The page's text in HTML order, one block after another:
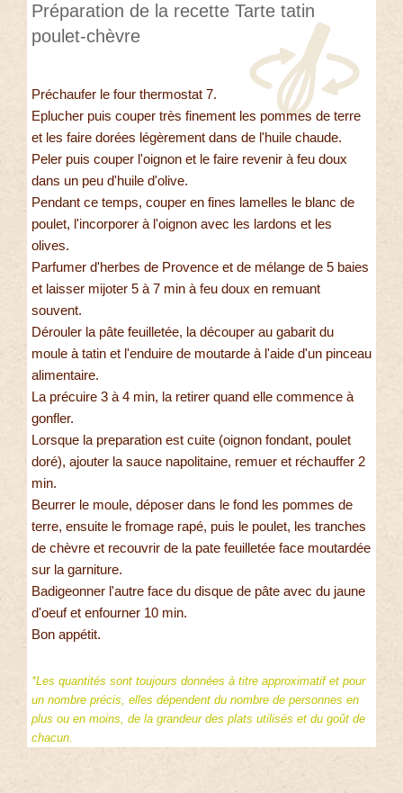
Préparation de la recette Tarte tatin
poulet-chèvre
Préchaufer le four thermostat 7.
Eplucher puis couper très finement les pommes de terre
et les faire dorées légèrement dans de l'huile chaude.
Peler puis couper l'oignon et le faire revenir à feu doux
dans un peu d'huile d'olive.
Pendant ce temps, couper en fines lamelles le blanc de
poulet, l'incorporer à l'oignon avec les lardons et les
olives.
Parfumer d'herbes de Provence et de mélange de 5 baies
et laisser mijoter 5 à 7 min à feu doux en remuant
souvent.
Dérouler la pâte feuilletée, la découper au gabarit du
moule à tatin et l'enduire de moutarde à l'aide d'un pinceau
alimentaire.
La précuire 3 à 4 min, la retirer quand elle commence à
gonfler.
Lorsque la preparation est cuite (oignon fondant, poulet
doré), ajouter la sauce napolitaine, remuer et réchauffer 2
min.
Beurrer le moule, déposer dans le fond les pommes de
terre, ensuite le fromage rapé, puis le poulet, les tranches
de chèvre et recouvrir de la pate feuilletée face moutardée
sur la garniture.
Badigeonner l'autre face du disque de pâte avec du jaune
d'oeuf et enfourner 10 min.
Bon appétit.
*Les quantités sont toujours données à titre approximatif et pour
un nombre précis, elles dépendent du nombre de personnes en
plus ou en moins, de la grandeur des plats utilisés et du goût de
chacun.